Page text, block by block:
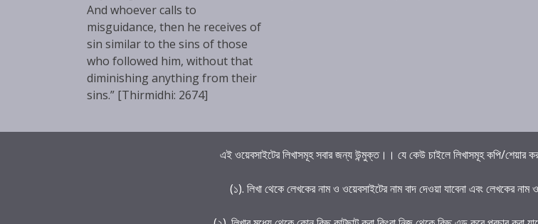
And whoever calls to
misguidance, then he receives of
sin similar to the sins of those
who followed him, without that
diminishing anything from their
sins.” [Thirmidhi: 2674]
এই ওয়েবসাইটের লিখাসমূহ সবার জন্য উন্মুক্ত।। যে কেউ চাইলে লিখাসমূহ কপি/শেয়ার
(১). লিখা থেকে লেখকের নাম ও ওয়েবসাইটের নাম বাদ দেওয়া যাবেনা এবং লেখকের